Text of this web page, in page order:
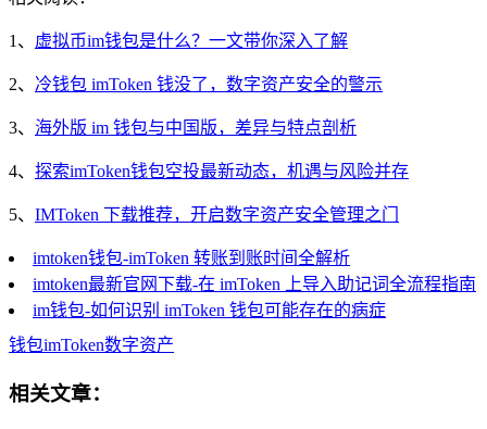
1、 虚拟币im钱包是什么？一文带你深入了解
2、 冷钱包 imToken 钱没了，数字资产安全的警示
3、 海外版 im 钱包与中国版，差异与特点剖析
4、 探索imToken钱包空投最新动态，机遇与风险并存
5、 IMToken 下载推荐，开启数字资产安全管理之门
imtoken钱包-imToken 转账到账时间全解析
imtoken最新官网下载-在 imToken 上导入助记词全流程指南
im钱包-如何识别 imToken 钱包可能存在的病症
钱包imToken数字资产
相关文章：